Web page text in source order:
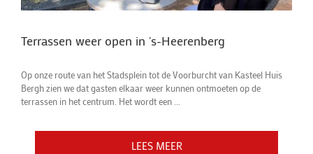
Terrassen weer open in 's-Heerenberg
Op onze route van het Stadsplein tot de Voorburcht van Kasteel Huis
Bergh zien we dat gasten elkaar weer kunnen ontmoeten op de
terrassen in het centrum. Het wordt een ...
LEES MEER